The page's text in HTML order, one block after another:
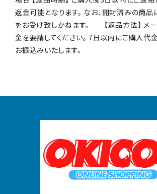
返金可能となります。 なお、開封済みの商品
をお受け致しかねます。 【返品方法】 メー
金を要請してください。 7日以内にご購入代
お振込みいたします。